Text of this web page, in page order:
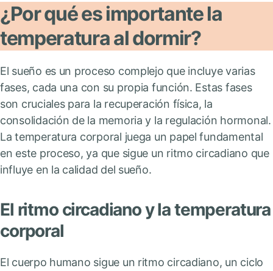
¿Por qué es importante la
temperatura al dormir?
El sueño es un proceso complejo que incluye varias
fases, cada una con su propia función. Estas fases
son cruciales para la recuperación física, la
consolidación de la memoria y la regulación hormonal.
La temperatura corporal juega un papel fundamental
en este proceso, ya que sigue un ritmo circadiano que
influye en la calidad del sueño.
El ritmo circadiano y la temperatura
corporal
El cuerpo humano sigue un ritmo circadiano, un ciclo